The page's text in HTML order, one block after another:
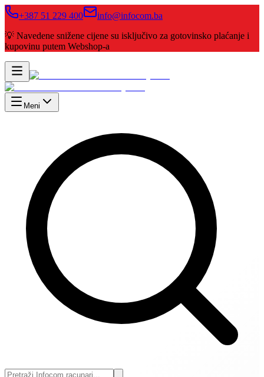
+387 51 229 400
info@infocom.ba
💡 Navedene snižene cijene su isključivo za gotovinsko plaćanje i
kupovinu putem Webshop-a
Meni